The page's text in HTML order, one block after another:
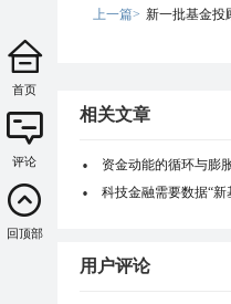
上一篇> 新一批基金投
相关文章
资金动能的循环与膨
科技金融需要数据“新
用户评论
首页
评论
回顶部